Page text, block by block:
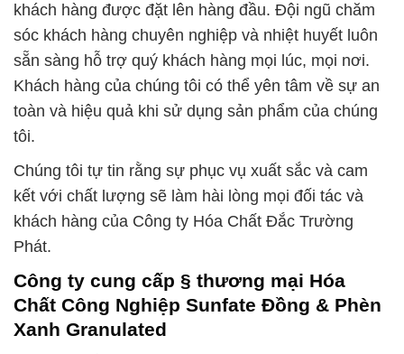
khách hàng được đặt lên hàng đầu. Đội ngũ chăm
sóc khách hàng chuyên nghiệp và nhiệt huyết luôn
sẵn sàng hỗ trợ quý khách hàng mọi lúc, mọi nơi.
Khách hàng của chúng tôi có thể yên tâm về sự an
toàn và hiệu quả khi sử dụng sản phẩm của chúng
tôi.
Chúng tôi tự tin rằng sự phục vụ xuất sắc và cam
kết với chất lượng sẽ làm hài lòng mọi đối tác và
khách hàng của Công ty Hóa Chất Đắc Trường
Phát.
Công ty cung cấp § thương mại Hóa
Chất Công Nghiệp Sunfate Đồng & Phèn
Xanh Granulated